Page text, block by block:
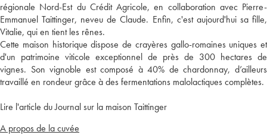
régionale Nord-Est du Crédit Agricole, en collaboration avec Pierre-
Emmanuel Taittinger, neveu de Claude. Enfin, c'est aujourd'hui sa fille,
Vitalie, qui en tient les rênes.
Cette maison historique dispose de crayères gallo-romaines uniques et
d'un patrimoine viticole exceptionnel de près de 300 hectares de
vignes. Son vignoble est composé à 40% de chardonnay, d’ailleurs
travaillé en rondeur grâce à des fermentations malolactiques complètes.
Lire l'article du Journal sur la maison Taittinger
A propos de la cuvée